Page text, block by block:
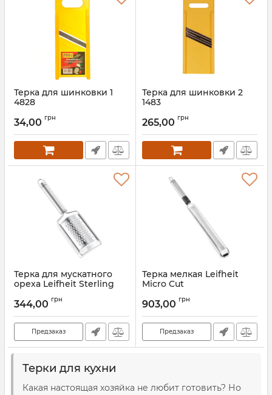
Терка для шинковки 1
4828
34,00 грн
Терка для шинковки 2
1483
265,00 грн
Терка для мускатного
ореха Leifheit Sterling
Артикул: 24063
344,00 грн
Предзаказ
Терка мелкая Leifheit
Micro Cut
903,00 грн
Предзаказ
Терки для кухни
Какая настоящая хозяйка не любит готовить? Но